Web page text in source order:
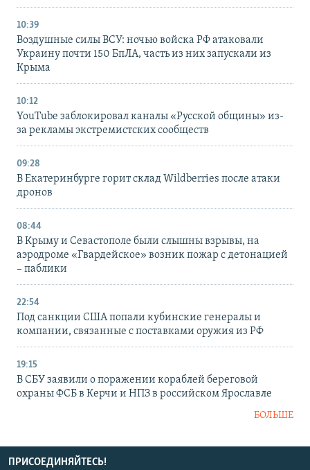
10:39
Воздушные силы ВСУ: ночью войска РФ атаковали
Украину почти 150 БпЛА, часть из них запускали из
Крыма
10:12
YouTube заблокировал каналы «Русской общины» из-
за рекламы экстремистских сообществ
09:28
В Екатеринбурге горит склад Wildberries после атаки
дронов
08:44
В Крыму и Севастополе были слышны взрывы, на
аэродроме «Гвардейское» возник пожар с детонацией
– паблики
22:54
Под санкции США попали кубинские генералы и
компании, связанные с поставками оружия из РФ
19:15
В СБУ заявили о поражении кораблей береговой
охраны ФСБ в Керчи и НПЗ в российском Ярославле
БОЛЬШЕ
ПРИСОЕДИНЯЙТЕСЬ!